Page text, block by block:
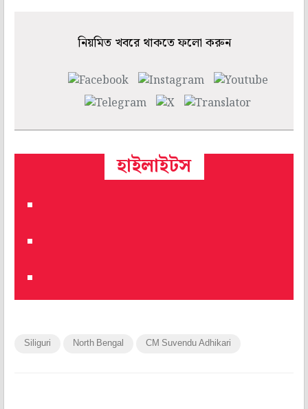
নিয়মিত খবরে থাকতে ফলো করুন
হাইলাইটস
Siliguri North Bengal CM Suvendu Adhikari